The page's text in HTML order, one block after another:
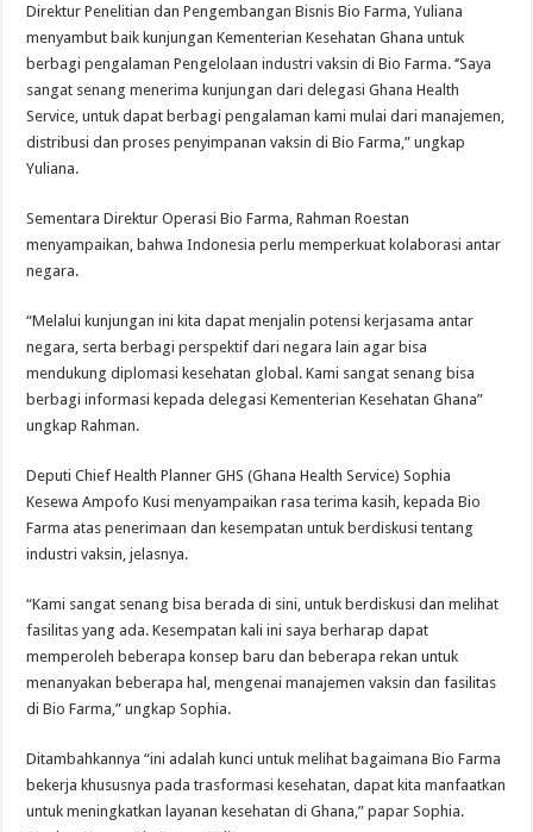
Direktur Penelitian dan Pengembangan Bisnis Bio Farma, Yuliana
menyambut baik kunjungan Kementerian Kesehatan Ghana untuk
berbagi pengalaman Pengelolaan industri vaksin di Bio Farma. ‘’Saya
sangat senang menerima kunjungan dari delegasi Ghana Health
Service, untuk dapat berbagi pengalaman kami mulai dari manajemen,
distribusi dan proses penyimpanan vaksin di Bio Farma,” ungkap
Yuliana.
Sementara Direktur Operasi Bio Farma, Rahman Roestan
menyampaikan, bahwa Indonesia perlu memperkuat kolaborasi antar
negara.
“Melalui kunjungan ini kita dapat menjalin potensi kerjasama antar
negara, serta berbagi perspektif dari negara lain agar bisa
mendukung diplomasi kesehatan global. Kami sangat senang bisa
berbagi informasi kepada delegasi Kementerian Kesehatan Ghana”
ungkap Rahman.
Deputi Chief Health Planner GHS (Ghana Health Service) Sophia
Kesewa Ampofo Kusi menyampaikan rasa terima kasih, kepada Bio
Farma atas penerimaan dan kesempatan untuk berdiskusi tentang
industri vaksin, jelasnya.
“Kami sangat senang bisa berada di sini, untuk berdiskusi dan melihat
fasilitas yang ada. Kesempatan kali ini saya berharap dapat
memperoleh beberapa konsep baru dan beberapa rekan untuk
menanyakan beberapa hal, mengenai manajemen vaksin dan fasilitas
di Bio Farma,” ungkap Sophia.
Ditambahkannya “ini adalah kunci untuk melihat bagaimana Bio Farma
bekerja khususnya pada trasformasi kesehatan, dapat kita manfaatkan
untuk meningkatkan layanan kesehatan di Ghana,” papar Sophia.